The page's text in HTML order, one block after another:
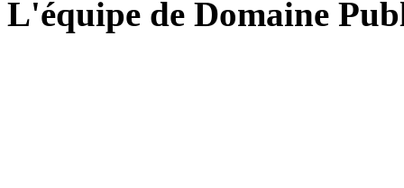
L'équipe de Domaine